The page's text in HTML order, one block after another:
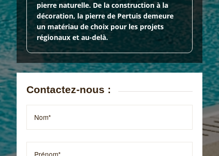
pierre naturelle. De la construction à la
décoration, la pierre de Pertuis demeure
un matériau de choix pour les projets
régionaux et au-delà.
Contactez-nous :